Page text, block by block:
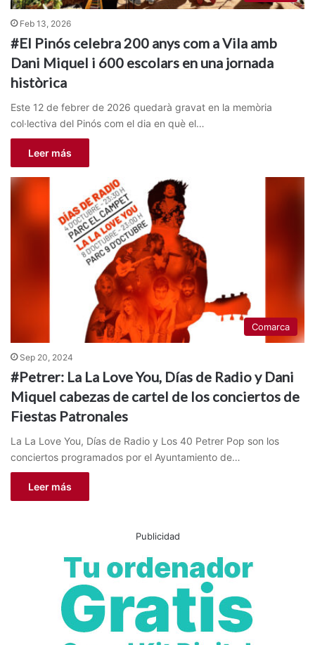
Feb 13, 2026
#El Pinós celebra 200 anys com a Vila amb
Dani Miquel i 600 escolars en una jornada
històrica
Este 12 de febrer de 2026 quedarà gravat en la memòria
col·lectiva del Pinós com el dia en què el…
Leer más
Comarca
Sep 20, 2024
#Petrer: La La Love You, Días de Radio y Dani
Miquel cabezas de cartel de los conciertos de
Fiestas Patronales
La La Love You, Días de Radio y Los 40 Petrer Pop son los
conciertos programados por el Ayuntamiento de…
Leer más
Publicidad